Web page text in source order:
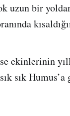
uzun bir
ekinlerinin
sık